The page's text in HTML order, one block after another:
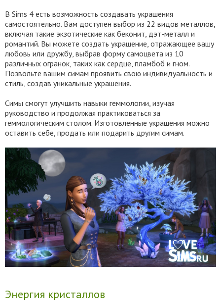
В Sims 4 есть возможность создавать украшения
самостоятельно. Вам доступен выбор из 22 видов металлов,
включая такие экзотические как беконит, дэт-металл и
романтий. Вы можете создать украшение, отражающее вашу
любовь или дружбу, выбрав форму самоцвета из 10
различных огранок, таких как сердце, пламбоб и гном.
Позвольте вашим симам проявить свою индивидуальность и
стиль, создав уникальные украшения.
Симы смогут улучшить навыки геммологии, изучая
руководство и продолжая практиковаться за
геммологическим столом. Изготовленные украшения можно
оставить себе, продать или подарить другим симам.
Энергия кристаллов